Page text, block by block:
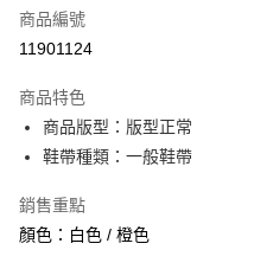
信用卡分期付款
合作金庫商業銀行
華南商業銀行
上海商業儲蓄銀行
臺灣中小企業銀行
匯豐（台灣）商業銀行
超商取貨付款
LINE Pay
Apple Pay
街口支付
商品編號
11901124
商品特色
商品版型：版型正常
鞋帶種類：一般鞋帶
銷售重點
顏色：白色 / 橙色